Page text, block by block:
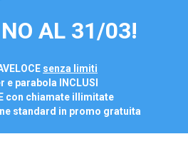
AL 31/03!
senza limiti
e parabola INCLUSI
con chiamate illimitate
standard in promo gratuita